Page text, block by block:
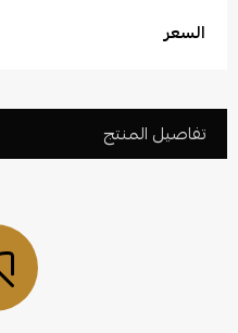
السعر
تفاصيل المنتج